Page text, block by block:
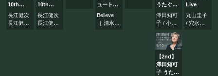
貸切パーティー・ホールレンタル
10th
ANNIVERSARY
長江健次
オリジナ
長江健次
長江健次
10th
ANNIVERSARY
CHAGE
＆ASKA
長江健次
長江健次
ュートバ
ンド
Believe（ビ
リーブ）
Believe
［ 清水仁
うたぐす
りLive
In まほろ
MACHIDA
澤田知可
子 / 小野
バラ健太
村井國夫
【2nd】
澤田知可
子 うたぐ
Live
丸山圭子
/ 穴水佑